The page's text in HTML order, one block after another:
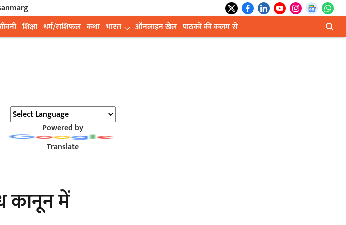
शिक्षा धर्म/राशिफल कथा भारत ऑनलाइन खेल पाठकों की कलम से
Powered by
Translate
कानून में